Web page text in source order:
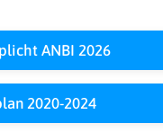
ANBI 2026
2020-2024